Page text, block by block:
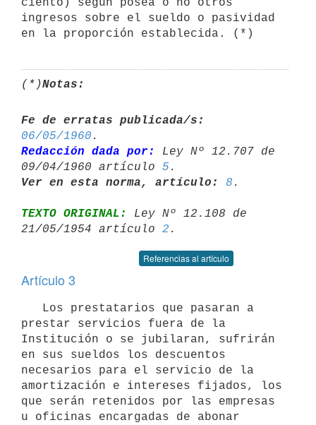
ingresos sobre el sueldo o pasividad
en la proporción establecida. (*)
(*)Notas:
Fe de erratas publicada/s:
06/05/1960
Redacción dada por:
Ley Nº 12.707 de
09/04/1960 artículo 5
Ver en esta norma, artículo:
8
TEXTO ORIGINAL:
Ley Nº 12.108 de
21/05/1954 artículo 2
Referencias al artículo
Artículo 3
prestar servicios fuera de la
Institución o se jubilaran, sufrirán
en sus sueldos los descuentos
necesarios para el servicio de la
amortización e intereses fijados, los
que serán retenidos por las empresas
u oficinas encargadas de abonar